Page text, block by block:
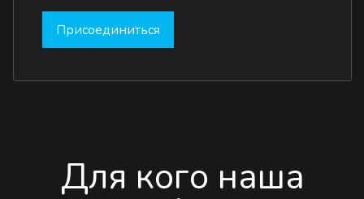
Присоединиться
Для кого наша